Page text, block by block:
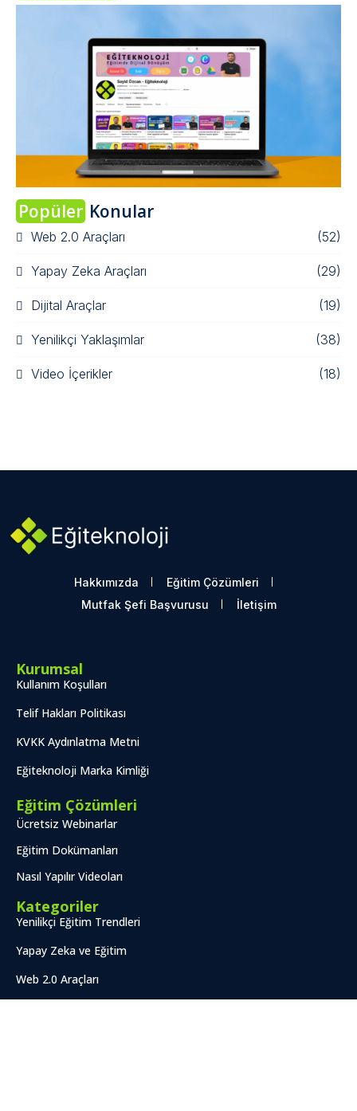
Popüler Konular
Web 2.0 Araçları (52)
Yapay Zeka Araçları (29)
Dijital Araçlar (19)
Yenilikçi Yaklaşımlar (38)
Video İçerikler (18)
Kurumsal
Kullanım Koşulları
Telif Hakları Politikası
KVKK Aydınlatma Metni
Eğiteknoloji Marka Kimliği
Eğitim Çözümleri
Ücretsiz Webinarlar
Eğitim Dokümanları
Nasıl Yapılır Videoları
Kategoriler
Yenilikçi Eğitim Trendleri
Yapay Zeka ve Eğitim
Web 2.0 Araçları
Hakkımızda
Eğitim Çözümleri
Mutfak Şefi Başvurusu
İletişim